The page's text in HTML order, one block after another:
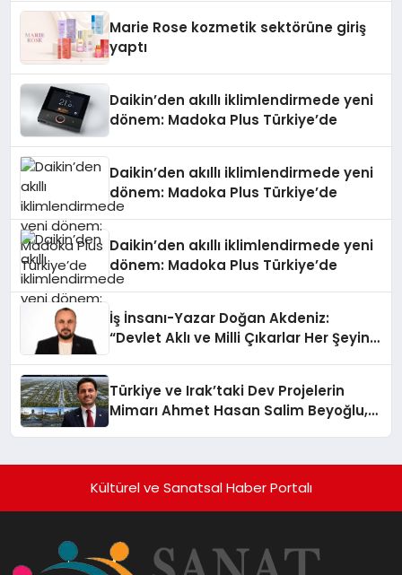
Marie Rose kozmetik sektörüne giriş
yaptı
Daikin’den akıllı iklimlendirmede yeni
dönem: Madoka Plus Türkiye’de
Daikin’den akıllı iklimlendirmede yeni
dönem: Madoka Plus Türkiye’de
Daikin’den akıllı iklimlendirmede yeni
dönem: Madoka Plus Türkiye’de
İş İnsanı-Yazar Doğan Akdeniz:
“Devlet Aklı ve Milli Çıkarlar Her Şeyin
Türkiye ve Irak’taki Dev Projelerin
Mimarı Ahmet Hasan Salim Beyoğlu,
Hayata Geçirecek
Kültürel ve Sanatsal Haber Portalı